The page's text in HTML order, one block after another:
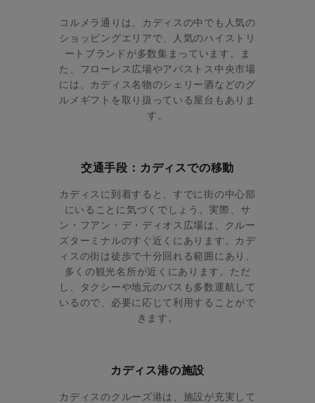
コルメラ通りは、カディスの中でも人気の
ショッピングエリアで、人気のハイストリ
ートブランドが多数集まっています。ま
た、フローレス広場やアバストス中央市場
には、カディス名物のシェリー酒などのグ
ルメギフトを取り扱っている屋台もありま
す。
交通手段：カディスでの移動
カディスに到着すると、すでに街の中心部
にいることに気づくでしょう。実際、サ
ン・フアン・デ・ディオス広場は、クルー
ズターミナルのすぐ近くにあります。カデ
ィスの街は徒歩で十分回れる範囲にあり、
多くの観光名所が近くにあります。ただ
し、タクシーや地元のバスも多数運航して
いるので、必要に応じて利用することがで
きます。
カディス港の施設
カディスのクルーズ港は、施設が充実して